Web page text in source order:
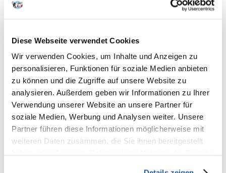
Diese Webseite verwendet Cookies
Wir verwenden Cookies, um Inhalte und Anzeigen zu
personalisieren, Funktionen für soziale Medien anbieten
zu können und die Zugriffe auf unsere Website zu
analysieren. Außerdem geben wir Informationen zu Ihrer
Verwendung unserer Website an unsere Partner für
soziale Medien, Werbung und Analysen weiter. Unsere
Partner führen diese Informationen möglicherweise mit
weiteren Daten zusammen, die Sie ihnen bereitgestellt
Sommer und Reisen mit einem Hund im Auto
Das Reisen mit dem Auto bei heißem Wetter, insbesondere
ohne Klimaanlage, kann für einen Hund sehr unangenehm
sein. Lassen Sie uns die Reise am besten nachts oder morgens
planen. Wir brauchen eine Wasserversorgung für unser
Haustier und häufige Aufenthalte an schattigen Orten, damit
sich die Tiere erholen abkühlen können. Es lohnt sich,
Verdunkelungsrollos in die Fenster einzubauen, die die
Aufheizung des Fahrzeuginnenraums begrenzen. Weit
geöffnete Fenster können Ihren Hund krank machen, wenn er
schnell fährt. Suchen Sie also nach einem goldenen Mittelweg